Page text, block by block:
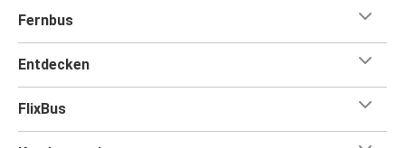
Fernbus
Entdecken
FlixBus